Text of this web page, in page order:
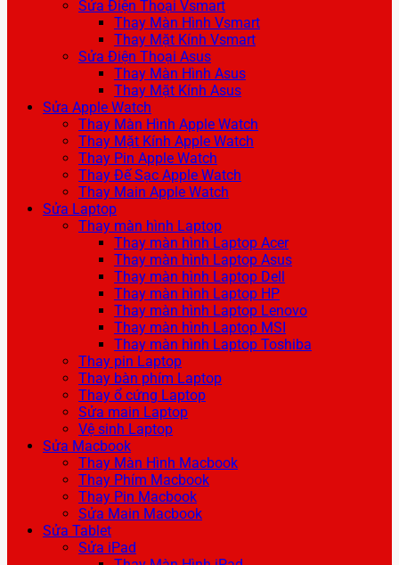
Sửa Điện Thoại Vsmart
Thay Màn Hình Vsmart
Thay Mặt Kính Vsmart
Sửa Điện Thoại Asus
Thay Màn Hình Asus
Thay Mặt Kính Asus
Sửa Apple Watch
Thay Màn Hình Apple Watch
Thay Mặt Kính Apple Watch
Thay Pin Apple Watch
Thay Đế Sạc Apple Watch
Thay Main Apple Watch
Sửa Laptop
Thay màn hình Laptop
Thay màn hình Laptop Acer
Thay màn hình Laptop Asus
Thay màn hình Laptop Dell
Thay màn hình Laptop HP
Thay màn hình Laptop Lenovo
Thay màn hình Laptop MSI
Thay màn hình Laptop Toshiba
Thay pin Laptop
Thay bàn phím Laptop
Thay ổ cứng Laptop
Sửa main Laptop
Vệ sinh Laptop
Sửa Macbook
Thay Màn Hình Macbook
Thay Phím Macbook
Thay Pin Macbook
Sửa Main Macbook
Sửa Tablet
Sửa iPad